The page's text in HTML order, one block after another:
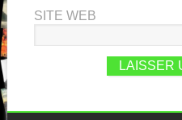
SITE WEB